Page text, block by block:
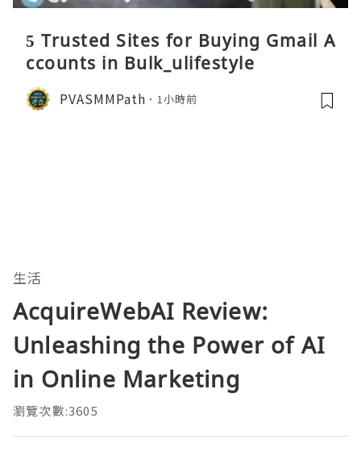
5 Trusted Sites for Buying Gmail A
ccounts in Bulk_ulifestyle
PVASMMPath 1小時前
生活
AcquireWebAI Review:
Unleashing the Power of AI
in Online Marketing
瀏覽次數:3605